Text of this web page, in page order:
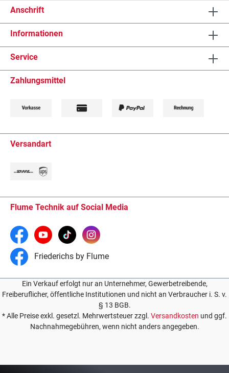
Anschrift
Informationen
Service
Zahlungsmittel
Versandart
Flume Technik auf Social Media
Friederichs by Flume
Ein Verkauf erfolgt nur an Unternehmer, Gewerbetreibende,
Freiberuflicher, öffentliche Institutionen und nicht an Verbraucher i. S. v.
§ 13 BGB.
* Alle Preise exkl. gesetzl. Mehrwertsteuer zzgl. Versandkosten und ggf.
Nachnahmegebühren, wenn nicht anders angegeben.